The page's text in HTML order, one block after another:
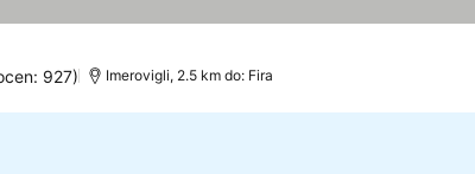
927) Imerovigli, 2.5 km do: Fira